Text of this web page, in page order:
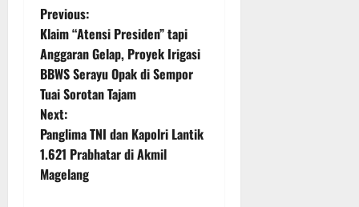
P
o
s
t
n
a
Previous:
Klaim “Atensi Presiden” tapi
Anggaran Gelap, Proyek Irigasi
BBWS Serayu Opak di Sempor
Tuai Sorotan Tajam
Next:
Panglima TNI dan Kapolri Lantik
1.621 Prabhatar di Akmil
Magelang